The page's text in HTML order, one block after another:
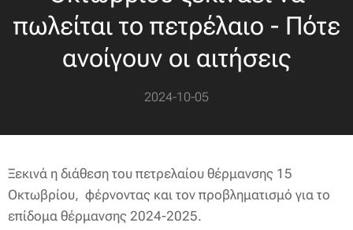
πωλείται το πετρέλαιο - Πότε
ανοίγουν οι αιτήσεις
2024-10-05
Ξεκινά η διάθεση του πετρελαίου θέρμανσης 15
Οκτωβρίου, φέρνοντας και τον προβληματισμό για το
επίδομα θέρμανσης 2024-2025.